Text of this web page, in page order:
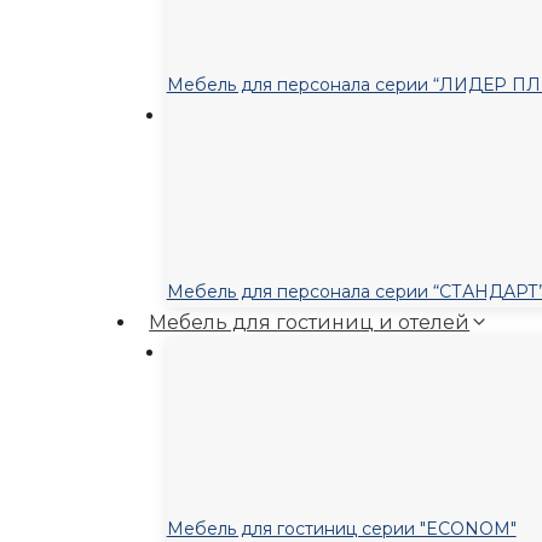
Мебель для персонала серии “ЛИДЕР
Мебель для персонала серии
Мебель для гостиниц и отелей
Мебель для гостиниц серии "ECONOM"